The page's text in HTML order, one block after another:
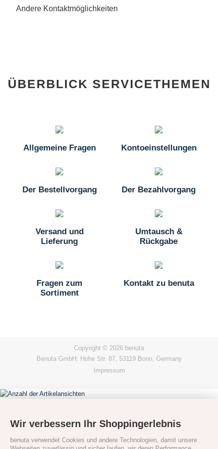
Andere Kontaktmöglichkeiten
ÜBERBLICK SERVICETHEMEN
Allgemeine Fragen Kontoeinstellungen
Der Bestellvorgang Der Bezahlvorgang
Versand und
Lieferung
Umtausch &
Rückgabe
Fragen zum
Sortiment
Kontakt zu benuta
Copyright © 2026 benuta
Benuta GmbH: Hohe Str. 87, 53119 Bonn, Germany
Impressum
Wir verbessern Ihr Shoppingerlebnis
benuta verwendet Cookies und andere Technologien, damit unsere